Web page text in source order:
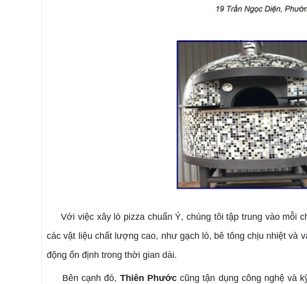
Với việc xây lò pizza chuẩn Ý, chúng tôi tập trung vào mỗi
các vật liệu chất lượng cao, như gạch lò, bê tông chịu nhiệt và
động ổn định trong thời gian dài.
Bên cạnh đó, Thiên Phướccũng tận dụng công nghệ và